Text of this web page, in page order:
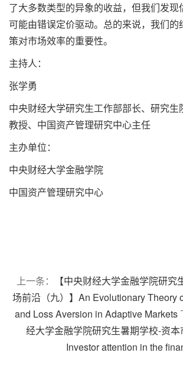
了大多数类型的异象的收益，但我们发现
可能由错误定价驱动。总的来说，我们
策对市场效率的重要性。
主持人：
张学勇
中央财经大学研究生工作部部长、研究
教授、中国资产管理研究中心主任
主办单位：
中央财经大学金融学院
中国资产管理研究中心
上一条：
【中央财经大学金融学院研
场前沿（九）】An Evolutionary Theory
and Loss Aversion in Adaptive Markets
经大学金融学院研究生暑期学校-资本
Investor attention in the